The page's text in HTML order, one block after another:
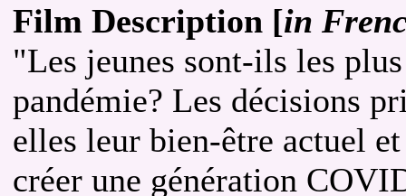
Film Description [in
"Les jeunes sont-ils les
pandémie? Les décisions
elles leur bien-être actuel
créer une génération